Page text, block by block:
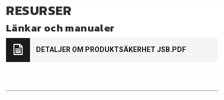
RESURSER
Länkar och manualer
DETALJER OM PRODUKTSÄKERHET JSB.PDF